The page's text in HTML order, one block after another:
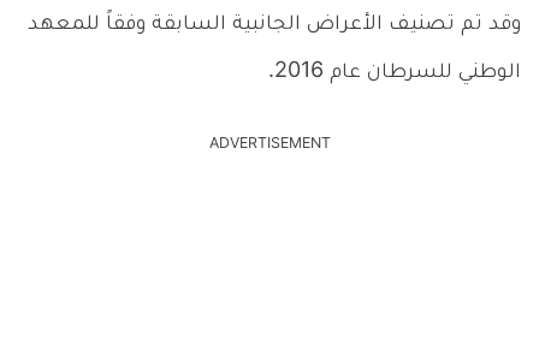
وقد تم تصنيف الأعراض الجانبية السابقة وفقاً للمعهد
الوطني للسرطان عام 2016.
ADVERTISEMENT